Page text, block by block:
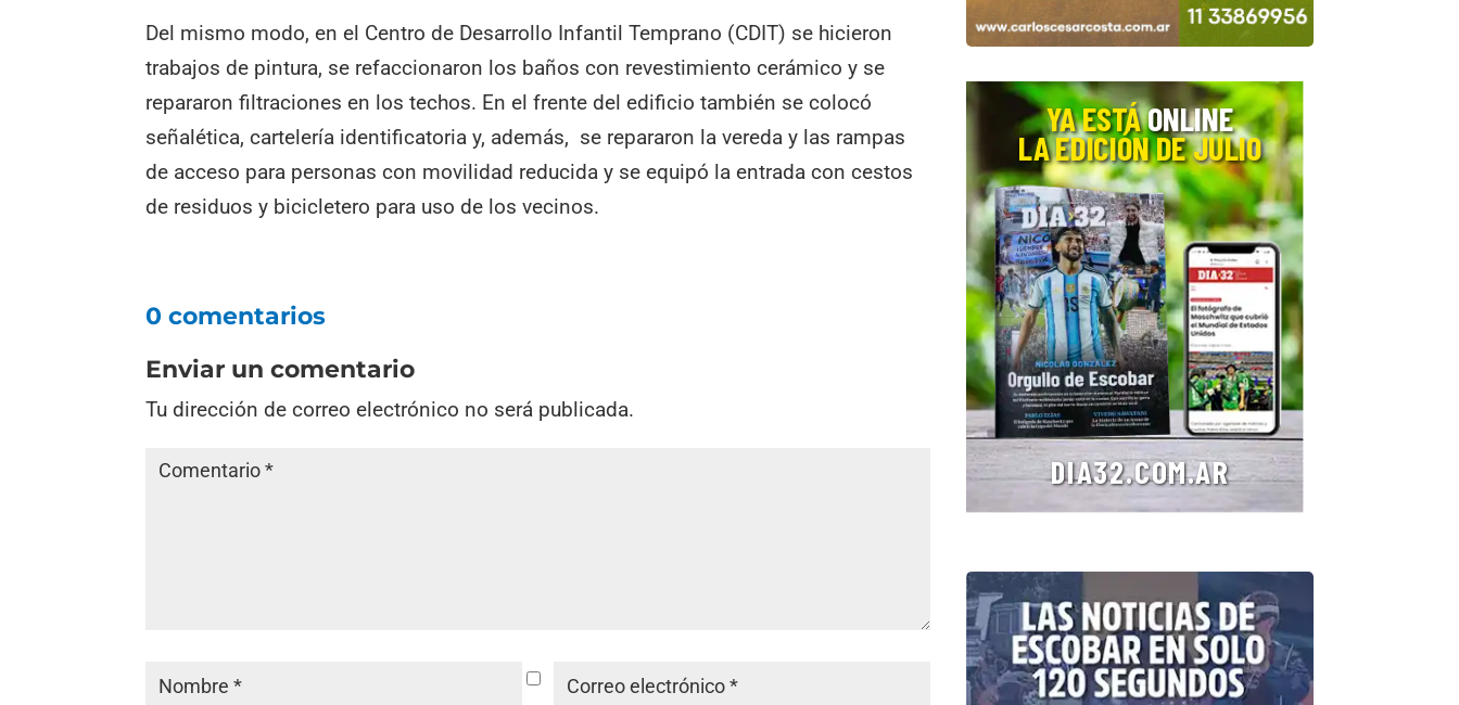
Del mismo modo, en el Centro de Desarrollo Infantil Temprano (CDIT) se hicieron
trabajos de pintura, se refaccionaron los baños con revestimiento cerámico y se
repararon filtraciones en los techos. En el frente del edificio también se colocó
señalética, cartelería identificatoria y, además, se repararon la vereda y las rampas
de acceso para personas con movilidad reducida y se equipó la entrada con cestos
de residuos y bicicletero para uso de los vecinos.
0 comentarios
Enviar un comentario
Tu dirección de correo electrónico no será publicada.